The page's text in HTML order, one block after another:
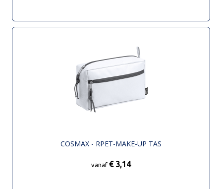
COSMAX - RPET-MAKE-UP TAS
vanaf € 3,14